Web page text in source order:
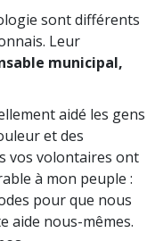
sont différents
Leur
municipal,
aidé les gens
et des
vos volontaires ont
à mon peuple :
pour que nous
aide nous-mêmes.